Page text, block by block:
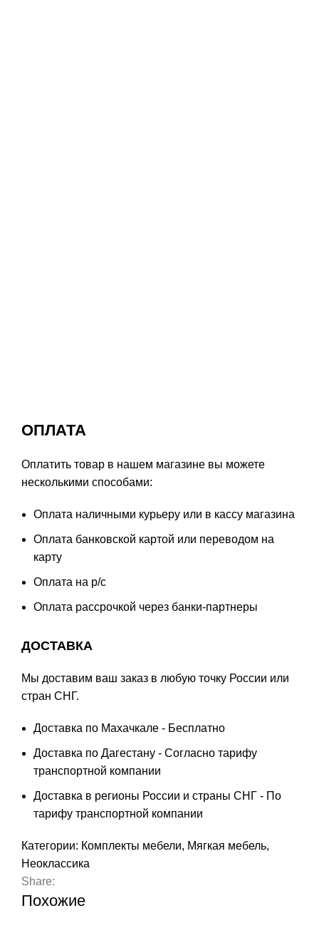
ОПЛАТА
Оплатить товар в нашем магазине вы можете
несколькими способами:
Оплата наличными курьеру или в кассу магазина
Оплата банковской картой или переводом на
карту
Оплата на р/с
Оплата рассрочкой через банки-партнеры
ДОСТАВКА
Мы доставим ваш заказ в любую точку России или
стран СНГ.
Доставка по Махачкале - Бесплатно
Доставка по Дагестану - Согласно тарифу
транспортной компании
Доставка в регионы России и страны СНГ - По
тарифу транспортной компании
Категории: Комплекты мебели, Мягкая мебель,
Неоклассика
Share:
Похожие